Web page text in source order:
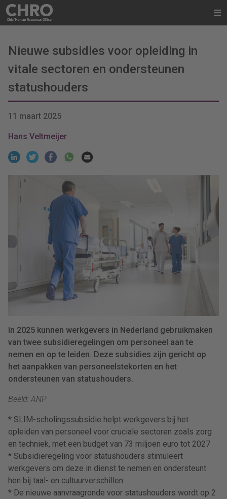
Nieuwe subsidies voor opleiding in
vitale sectoren en ondersteunen
statushouders
11 maart 2025
Hans Veltmeijer
In 2025 kunnen werkgevers in Nederland gebruikmaken
van twee subsidieregelingen om personeel aan te
nemen en op te leiden. Deze subsidies zijn gericht op
het aanpakken van personeelstekorten en het
ondersteunen van statushouders.
Beeld: ANP
* SLIM-scholingssubsidie helpt werkgevers bij het
opleiden van personeel voor cruciale sectoren zoals zorg
en techniek, met een budget van 73 miljoen euro tot 2027
* Subsidieregeling voor statushouders stimuleert
werkgevers om deze in dienst te nemen en ondersteunt
hen bij taal- en cultuurverschillen
* De nieuwe aanvraagronde voor statushouders wordt op 2